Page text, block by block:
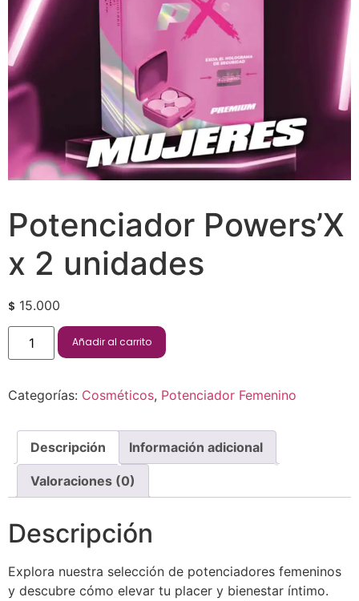
Potenciador Powers’X
x 2 unidades
$ 15.000
Añadir al carrito
Categorías: Cosméticos, Potenciador Femenino
Descripción Información adicional
Valoraciones (0)
Descripción
Explora nuestra selección de potenciadores femeninos
y descubre cómo elevar tu placer y bienestar íntimo.